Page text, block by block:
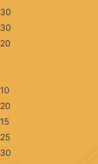
30
30
20
10
20
15
25
30